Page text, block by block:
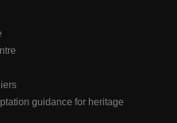
guidance for heritage